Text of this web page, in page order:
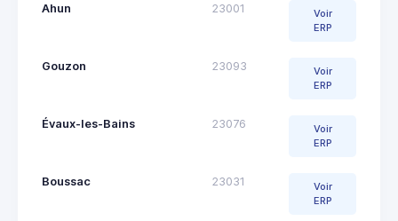
Ahun 23001
Voir
ERP
Gouzon 23093
Voir
ERP
Évaux-les-Bains 23076
Voir
ERP
Boussac 23031
Voir
ERP